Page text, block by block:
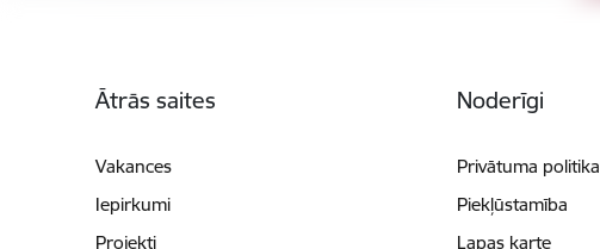
Ātrās saites
Vakances
Iepirkumi
Projekti
Noderīgi
Privātuma politika
Piekļūstamība
Lapas karte